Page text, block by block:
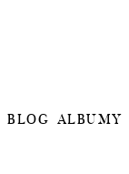
BLOG ALBUMY